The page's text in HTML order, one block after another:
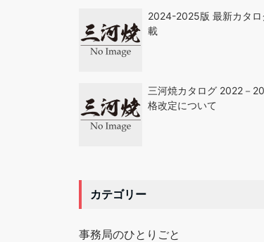
2024-2025版 最新カタロ
載
三河焼カタログ 2022－
格改定について
カテゴリー
事務局のひとりごと